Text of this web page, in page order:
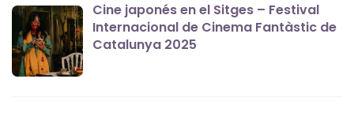
Cine japonés en el Sitges – Festival
Internacional de Cinema Fantàstic de
Catalunya 2025